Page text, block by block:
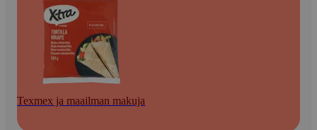
Texmex ja maailman makuja